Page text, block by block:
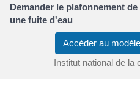
Demander le plafonnement
une fuite d'eau
Accéder au
Institut national de la